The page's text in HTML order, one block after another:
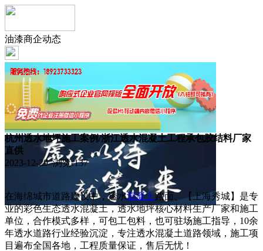
油漆商企动态
杭州透水地坪施工案例/浙江透水混凝土工程承包胶结料厂家
直供
2023-12-29 浏览:137
在海绵城市道路建设中，透水混凝土路面、【上海秀城】是专
业的彩色生态透水混凝土，透水地坪核心材料生产厂家和施工
单位，合作模式多样，可包工包料，也可驻场施工指导，10余
年透水道路行业经验沉淀，专注透水混凝土道路领域，施工项
目遍布全国各地，工程质量保证，售后无忧！